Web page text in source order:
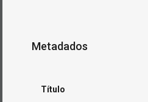
Metadados
Título